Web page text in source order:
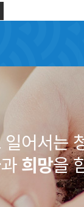
어서는
과희망을